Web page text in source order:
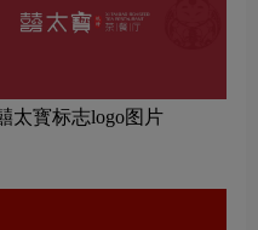
太寳标志logo图片